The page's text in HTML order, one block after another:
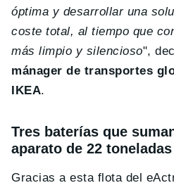
óptima y desarrollar una
coste total, al tiempo que
más limpio y silencioso",
mánager de transportes
IKEA.
Tres baterías que
aparato de 22 toneladas
Gracias a esta flota del